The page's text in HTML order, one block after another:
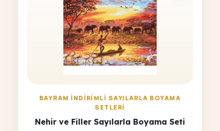
BAYRAM İNDIRIMLI SAYILARLA BOYAMA
SETLERI
Nehir ve Filler Sayılarla Boyama Seti